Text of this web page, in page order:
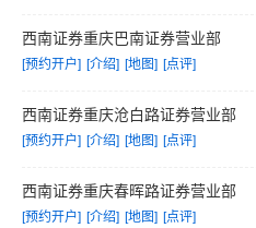
西南证券重庆巴南证券营业部
[预约开户] [介绍] [地图] [点评]
西南证券重庆沧白路证券营业部
[预约开户] [介绍] [地图] [点评]
西南证券重庆春晖路证券营业部
[预约开户] [介绍] [地图] [点评]